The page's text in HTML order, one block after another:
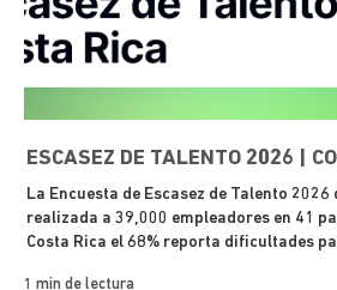
ESCASEZ DE TALENTO 2026 |
La Encuesta de Escasez de Talento 2026
realizada a 39,000 empleadores en 41
Costa Rica el 68% reporta dificultades
1 min de lectura